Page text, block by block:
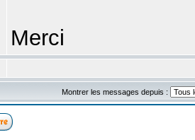
Merci
Montrer les messages depuis :